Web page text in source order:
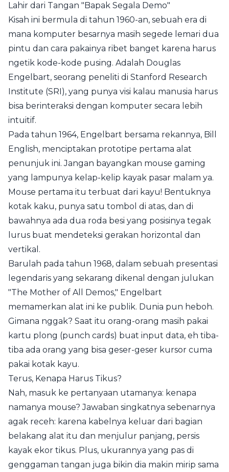
Lahir dari Tangan "Bapak Segala Demo"
Kisah ini bermula di tahun 1960-an, sebuah era di
mana komputer besarnya masih segede lemari dua
pintu dan cara pakainya ribet banget karena harus
ngetik kode-kode pusing. Adalah Douglas
Engelbart, seorang peneliti di Stanford Research
Institute (SRI), yang punya visi kalau manusia harus
bisa berinteraksi dengan komputer secara lebih
intuitif.
Pada tahun 1964, Engelbart bersama rekannya, Bill
English, menciptakan prototipe pertama alat
penunjuk ini. Jangan bayangkan mouse gaming
yang lampunya kelap-kelip kayak pasar malam ya.
Mouse pertama itu terbuat dari kayu! Bentuknya
kotak kaku, punya satu tombol di atas, dan di
bawahnya ada dua roda besi yang posisinya tegak
lurus buat mendeteksi gerakan horizontal dan
vertikal.
Barulah pada tahun 1968, dalam sebuah presentasi
legendaris yang sekarang dikenal dengan julukan
"The Mother of All Demos," Engelbart
memamerkan alat ini ke publik. Dunia pun heboh.
Gimana nggak? Saat itu orang-orang masih pakai
kartu plong (punch cards) buat input data, eh tiba-
tiba ada orang yang bisa geser-geser kursor cuma
pakai kotak kayu.
Terus, Kenapa Harus Tikus?
Nah, masuk ke pertanyaan utamanya: kenapa
namanya mouse? Jawaban singkatnya sebenarnya
agak receh: karena kabelnya keluar dari bagian
belakang alat itu dan menjulur panjang, persis
kayak ekor tikus. Plus, ukurannya yang pas di
genggaman tangan juga bikin dia makin mirip sama